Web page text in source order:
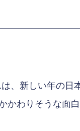
、新しい年の日
かわりそうな面